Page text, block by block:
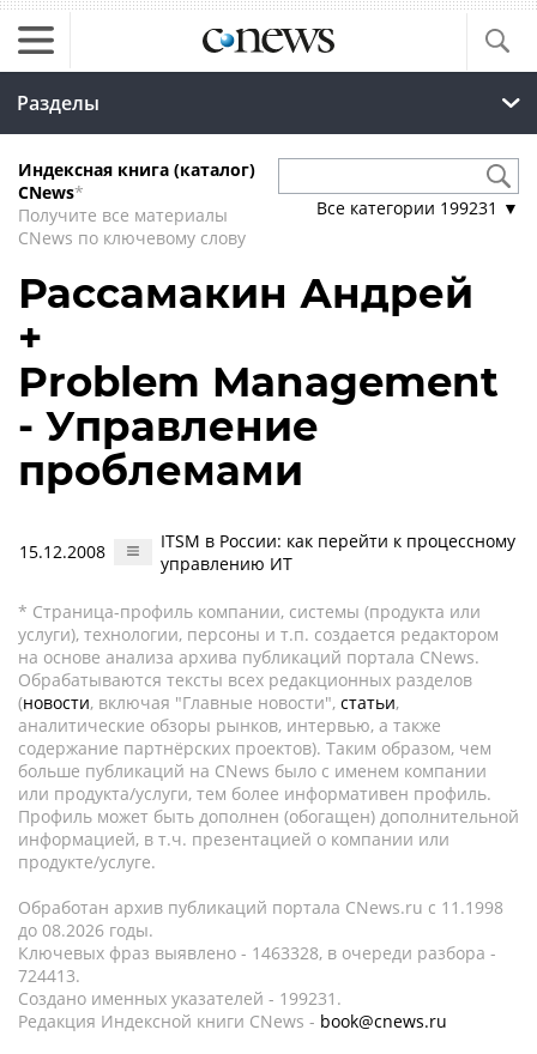
Разделы
Индексная книга (каталог)
CNews*
Получите все материалы
CNews по ключевому слову
Все категории 199231 ▼
Рассамакин Андрей
+
Problem Management
- Управление
проблемами
15.12.2008
ITSM в России: как перейти к процессному
управлению ИТ
* Страница-профиль компании, системы (продукта или
услуги), технологии, персоны и т.п. создается редактором
на основе анализа архива публикаций портала CNews.
Обрабатываются тексты всех редакционных разделов
(новости, включая "Главные новости", статьи,
аналитические обзоры рынков, интервью, а также
содержание партнёрских проектов). Таким образом, чем
больше публикаций на CNews было с именем компании
или продукта/услуги, тем более информативен профиль.
Профиль может быть дополнен (обогащен) дополнительной
информацией, в т.ч. презентацией о компании или
продукте/услуге.
Обработан архив публикаций портала CNews.ru c 11.1998
до 08.2026 годы.
Ключевых фраз выявлено - 1463328, в очереди разбора -
724413.
Создано именных указателей - 199231.
Редакция Индексной книги CNews - book@cnews.ru